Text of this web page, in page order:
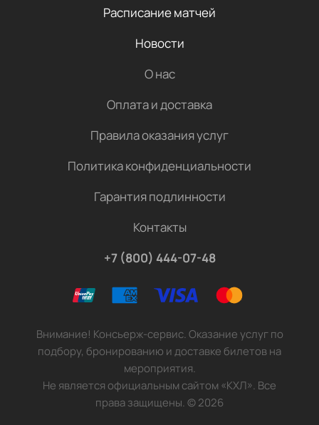
Расписание матчей
Новости
О нас
Оплата и доставка
Правила оказания услуг
Политика конфиденциальности
Гарантия подлинности
Контакты
+7 (800) 444-07-48
Внимание! Консьерж-сервис. Оказание услуг по
подбору, бронированию и доставке билетов на
мероприятия.
Не является официальным сайтом «КХЛ». Все
права защищены.©2026